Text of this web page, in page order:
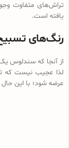
تراش‌های متفاوت
یافته است.
رنگ‌های
از آنجا که سندلوس
لذا عجیب نیست که
عرضه شود؛ با این